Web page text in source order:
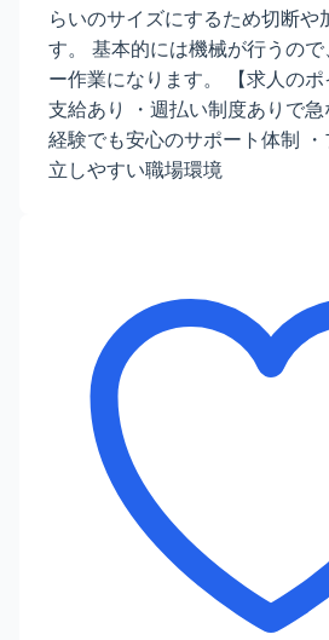
らいのサイズにするため切断や
す。 基本的には機械が行うの
ー作業になります。 【求人の
支給あり ・週払い制度ありで
経験でも安心のサポート体制
立しやすい職場環境